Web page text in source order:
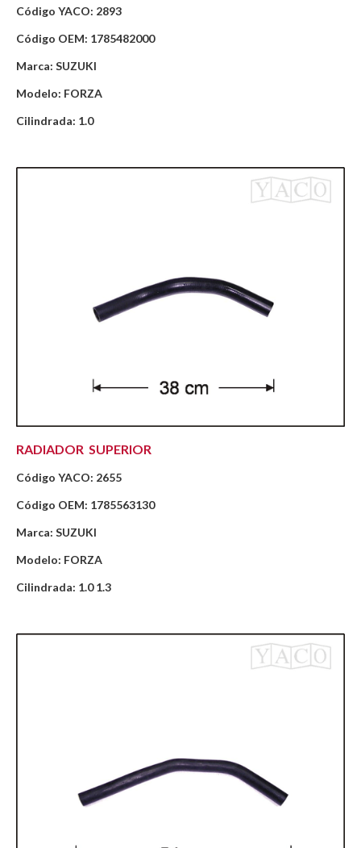
Código YACO: 2893
Código OEM: 1785482000
Marca: SUZUKI
Modelo: FORZA
Cilindrada: 1.0
RADIADOR SUPERIOR
Código YACO: 2655
Código OEM: 1785563130
Marca: SUZUKI
Modelo: FORZA
Cilindrada: 1.0 1.3